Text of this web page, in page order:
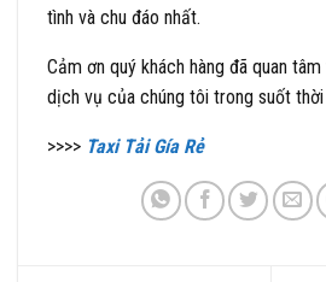
tình và chu đáo nhất.
Cảm ơn quý khách hàng đã quan
dịch vụ của chúng tôi trong suốt thời
>>>> Taxi Tải Gía Rẻ